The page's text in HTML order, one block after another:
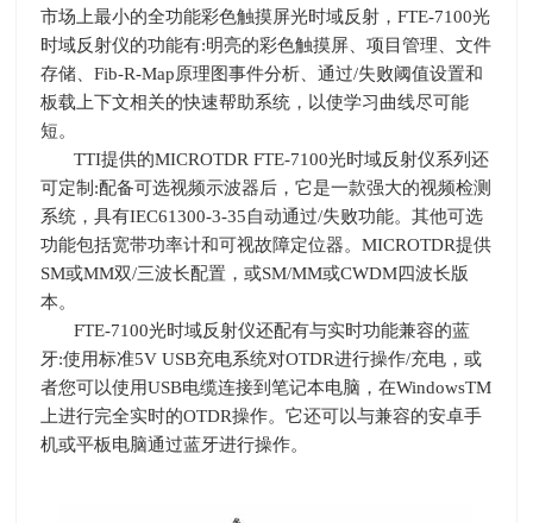
市场上最小的全功能彩色触摸屏光时域反射，FTE-7100光
时域反射仪的功能有:明亮的彩色触摸屏、项目管理、文件
存储、Fib-R-Map原理图事件分析、通过/失败阈值设置和
板载上下文相关的快速帮助系统，以使学习曲线尽可能
短。
TTI提供的MICROTDR FTE-7100光时域反射仪系列还
可定制 :配备可选视频示波器后，它是一款强大的视频检测
系统，具有IEC61300-3-35自动通过/失败功能。其他可选
功能包括宽带功率计和可视故障定位器。MICROTDR提供
SM或MM双/三波长配置，或SM/MM或CWDM四波长版
本。
FTE-7100光时域反射仪还配有与实时功能兼容的蓝
牙:使用标准5V USB充电系统对OTDR进行操作/充电，或
者您可以使用USB电缆连接到笔记本电脑，在WindowsTM
上进行完全实时的OTDR操作。它还可以与兼容的安卓手
机或平板电脑通过蓝牙进行操作。